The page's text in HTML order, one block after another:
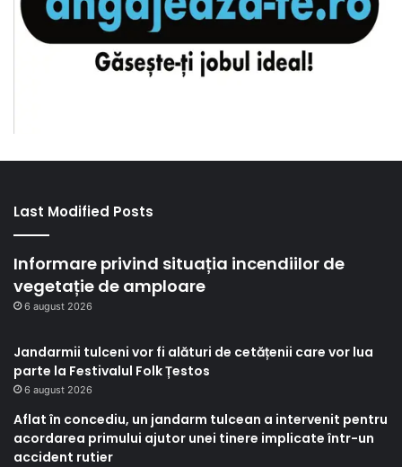
Last Modified Posts
Informare privind situația incendiilor de
vegetație de amploare
6 august 2026
Jandarmii tulceni vor fi alături de cetățenii care vor lua
parte la Festivalul Folk Țestos
6 august 2026
Aflat în concediu, un jandarm tulcean a intervenit pentru
acordarea primului ajutor unei tinere implicate într-un
accident rutier